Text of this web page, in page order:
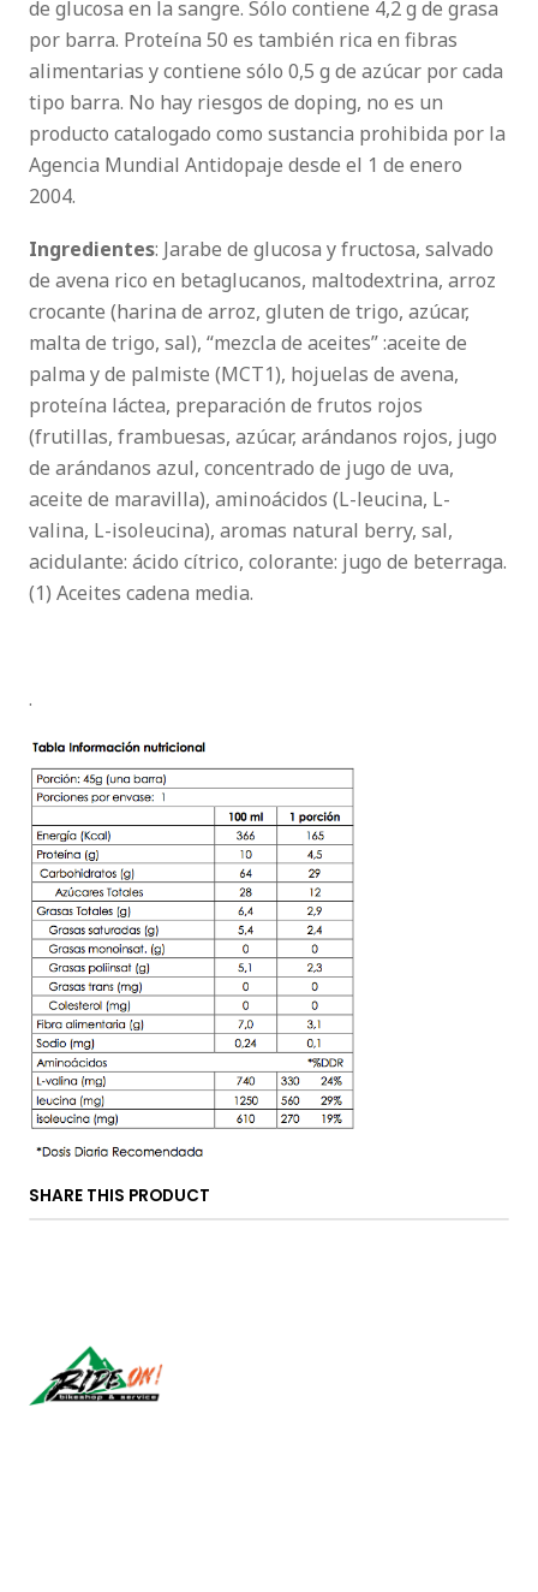
de glucosa en la sangre. Sólo contiene 4,2 g de grasa
por barra. Proteína 50 es también rica en fibras
alimentarias y contiene sólo 0,5 g de azúcar por cada
tipo barra. No hay riesgos de doping, no es un
producto catalogado como sustancia prohibida por la
Agencia Mundial Antidopaje desde el 1 de enero
2004.
Ingredientes: Jarabe de glucosa y fructosa, salvado
de avena rico en betaglucanos, maltodextrina, arroz
crocante (harina de arroz, gluten de trigo, azúcar,
malta de trigo, sal), “mezcla de aceites” :aceite de
palma y de palmiste (MCT1), hojuelas de avena,
proteína láctea, preparación de frutos rojos
(frutillas, frambuesas, azúcar, arándanos rojos, jugo
de arándanos azul, concentrado de jugo de uva,
aceite de maravilla), aminoácidos (L-leucina, L-
valina, L-isoleucina), aromas natural berry, sal,
acidulante: ácido cítrico, colorante: jugo de beterraga.
(1) Aceites cadena media.
.
SHARE THIS PRODUCT